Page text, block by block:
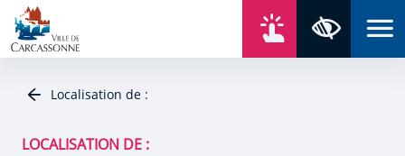
Aller au contenu
Aller au menu
Aller au plan du site
Aller à la recherche
Localisation de :
LOCALISATION DE :
Panneau de gestion des cookies